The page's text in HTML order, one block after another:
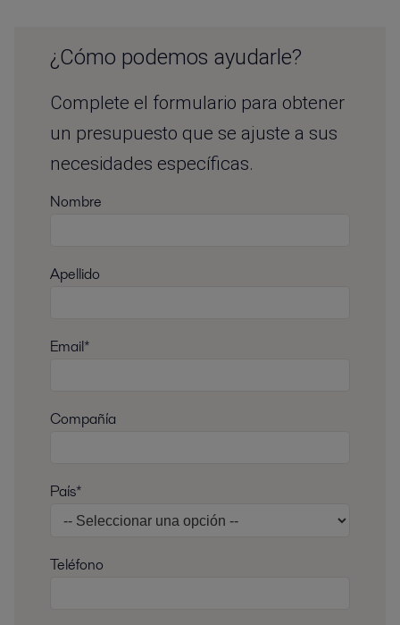
¿Cómo podemos ayudarle?
Complete el formulario para obtener
un presupuesto que se ajuste a sus
necesidades específicas.
Nombre
Apellido
Email*
Compañía
País*
Teléfono